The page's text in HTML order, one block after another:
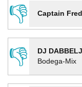
👎
Captain
👎
DJ
Bodega-Mix